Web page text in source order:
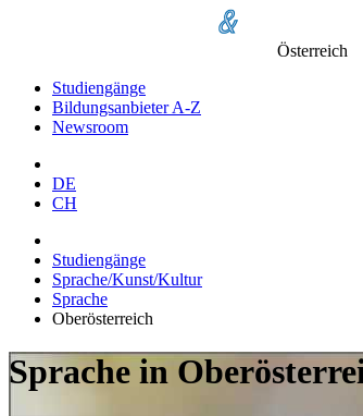
Österreich
Studiengänge
Bildungsanbieter A-Z
Newsroom
DE
CH
Studiengänge
Sprache/Kunst/Kultur
Sprache
Oberösterreich
Sprache in